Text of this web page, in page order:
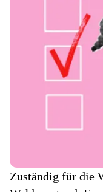
Zuständig für die